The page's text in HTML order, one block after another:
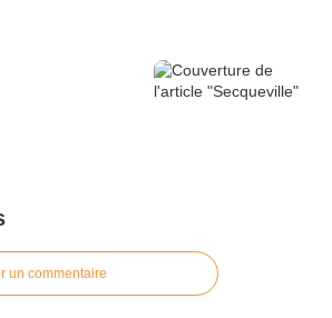
un commentaire